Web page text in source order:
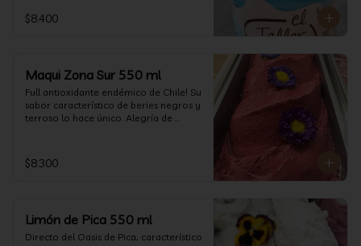
$8.400
Maqui Zona Sur 550 ml
Full antioxidante endémico de Chile! Su
sabor característico de beries negros y
terroso lo hace único. Alegría de
$8.300
Limón de Pica 550 ml
Directo del Oasis de Pica, característico